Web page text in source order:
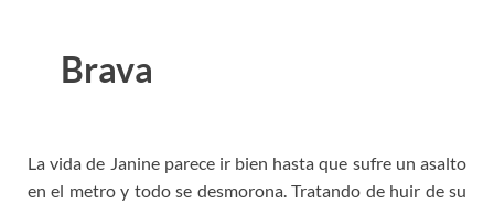
Brava
La vida de Janine parece ir bien hasta que sufre un asalto
en el metro y todo se desmorona. Tratando de huir de su